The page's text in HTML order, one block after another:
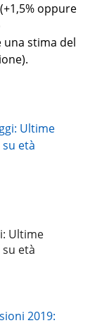
oppure
una stima del
Ultime
età